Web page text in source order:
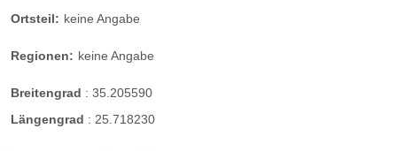
Ortsteil: keine Angabe
Regionen: keine Angabe
Breitengrad : 35.205590
Längengrad : 25.718230